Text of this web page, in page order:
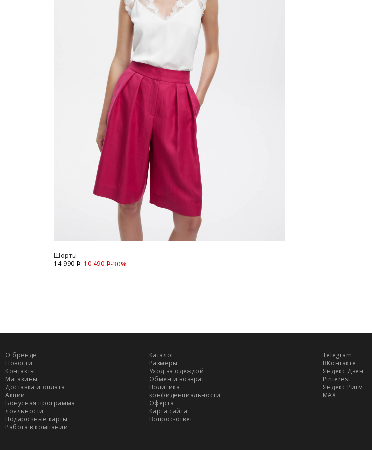
Шорты
14 990i 10 490 iСкидка
-30%
О бренде
Новости
Контакты
Магазины
Доставка и оплата
Акции
Бонусная программа
лояльности
Подарочные карты
Работа в компании
Каталог
Размеры
Уход за одеждой
Обмен и возврат
Политика
конфиденциальности
Оферта
Карта сайта
Вопрос-ответ
Telegram
ВКонтакте
Яндекс.Дзен
Pinterest
Яндекс Ритм
MAX
ягодиц.
Курьер предварительно созванивается с вами, чтобы согласовать детали по
Вы имеете право открыть заказ до оплаты, проверить соответствие
этой опцией. На примерку отводится 15 минут.
Доставка не оплачивается, если товар не соответствует данным вашего
При отказе от заказа не по вине продавца стоимость доставки оплачивается.
Тариф рассчитывается в корзине и в форме на странице - достаточно ввести
Чтобы узнать стоимость доставки, введите название города:
Курьерская доставка Dalli 200 руб.
Самовывоз из пункта выдачи СДЭК 100 руб.
Перемещение товара, участвующего в Sale, с магазинов в Москве на
Москву также запрещено).
Для доставки в магазины-партнеры (франчайзинг) доступно 4 единицы
Часть товаров со скидкой не доступны для самовывоза из магазина
адресную доставку или в ПВЗ.
Срок доставки товаров в регионы может быть увеличен. Компания "М
Регионы России, Московская обл., Ленинградская обл.
Предварительно на сайте через платежную систему Intellect Money.